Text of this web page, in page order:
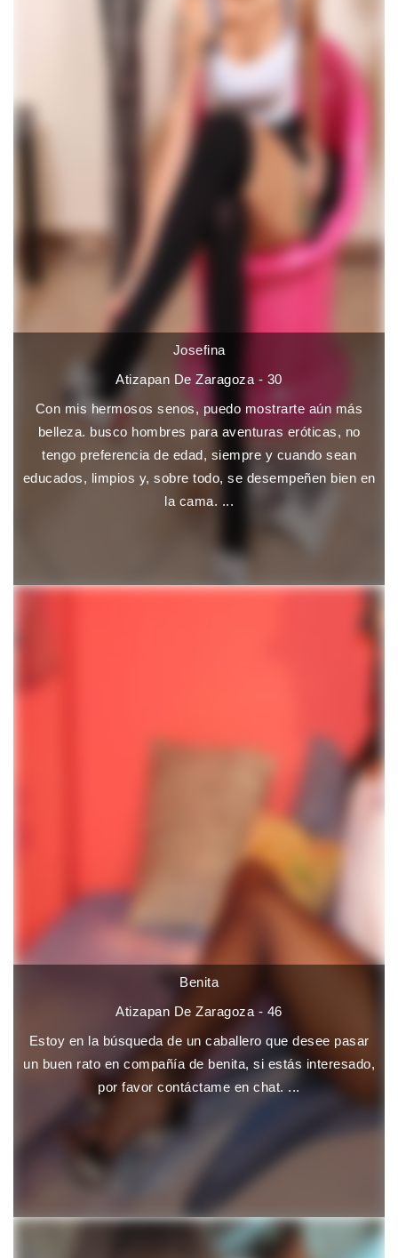
Josefina
Atizapan De Zaragoza - 30
Con mis hermosos senos, puedo mostrarte aún más
belleza. busco hombres para aventuras eróticas, no
tengo preferencia de edad, siempre y cuando sean
educados, limpios y, sobre todo, se desempeñen bien en
la cama. ...
Benita
Atizapan De Zaragoza - 46
Estoy en la búsqueda de un caballero que desee pasar
un buen rato en compañía de benita, si estás interesado,
por favor contáctame en chat. ...